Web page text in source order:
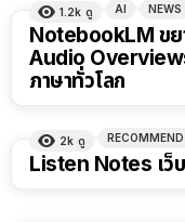
1.2k ดู AI NEWS
NotebookLM ข
Audio
ภาษาทั่วโลก
2k ดู RECOMMEND
Listen Notes เว็